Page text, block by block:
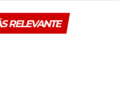
RELEVANTE